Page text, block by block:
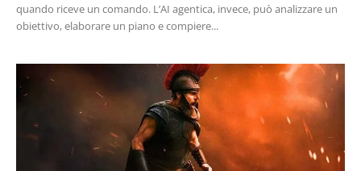
quando riceve un comando. L’AI agentica, invece, può analizzare un
obiettivo, elaborare un piano e compiere...